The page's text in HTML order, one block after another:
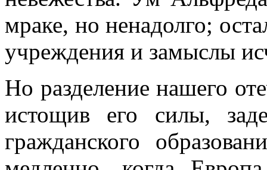
мраке, но ненадолго;
учреждения и замыслы
Но разделение нашего
истощив его силы,
гражданского